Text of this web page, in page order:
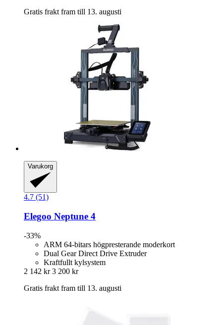
Gratis frakt fram till 13. augusti
Varukorg
4.7 (51)
Elegoo Neptune 4
-33%
ARM 64-bitars högpresterande moderkort
Dual Gear Direct Drive Extruder
Kraftfullt kylsystem
2 142 kr 3 200 kr
Gratis frakt fram till 13. augusti